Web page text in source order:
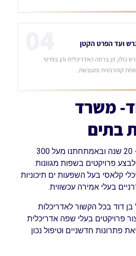
ועד הפרט הקטן
כולו, הן ברמה האדריכלית והן בפרטי
קוהרנטית ומגובשת.
משרד
בתים
המשרד פועל יותר מ- 20 שנה ובאמתחתנו מעל 300
לבצע פרויקטים בשפות מגוונות
קלאסי בעל השפעות ים תיכוניות
בעלי אמירה עכשווית.
בן דוד בכל הקשור לאדריכלות
פרויקטים בעלי שפה אדריכלית
פתרונות חדשניים וטיפול נכון